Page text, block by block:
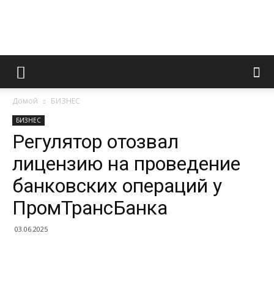
Информационно
портал
Домой БИЗНЕС
БИЗНЕС
Регулятор отозвал
лицензию на проведение
банковских операций у
ПромТрансБанка
03.06.2025